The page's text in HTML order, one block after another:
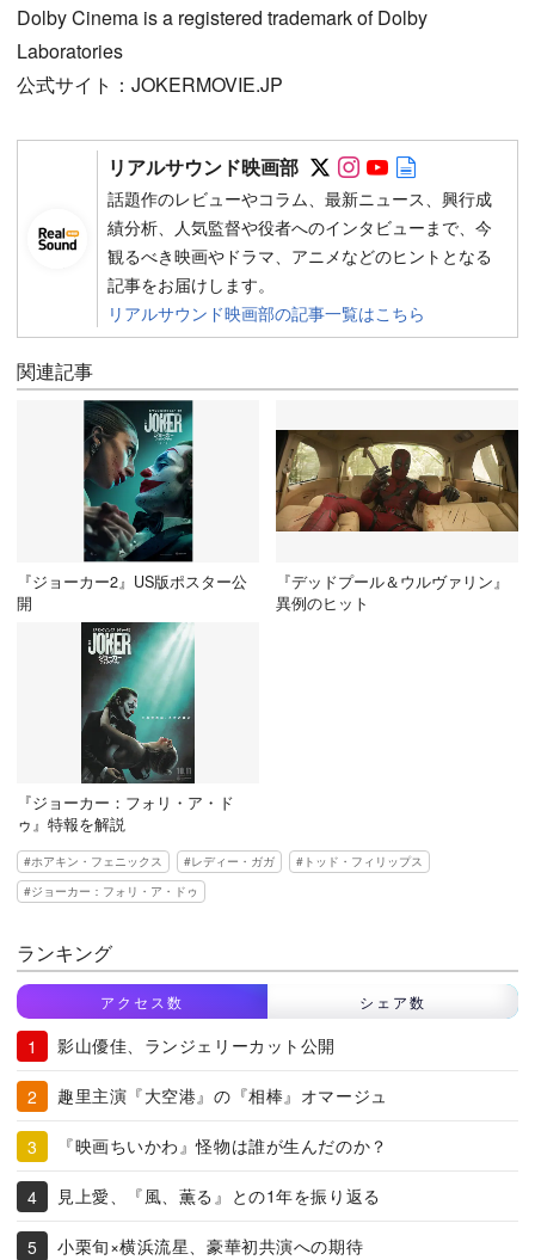
Dolby Cinema is a registered trademark of Dolby
Laboratories
公式サイト：JOKERMOVIE.JP
リアルサウンド映画部 Follow on SNS
Follow on SNS
Follow on
話題作のレビューやコラム、最新ニュース、興行成
績分析、人気監督や役者へのインタビューまで、今
観るべき映画やドラマ、アニメなどのヒントとなる
記事をお届けします。
リアルサウンド映画部の記事一覧はこちら
関連記事
『ジョーカー2』US版ポスター公
開
『デッドプール＆ウルヴァリン』
異例のヒット
『ジョーカー：フォリ・ア・ド
ゥ』特報を解説
ホアキン・フェニックス レディー・ガガ
トッド・フィリップス
ジョーカー：フォリ・ア・ドゥ
ランキング
アクセス数 シェア数
影山優佳、ランジェリーカット公開
趣里主演『大空港』の『相棒』オマージュ
『映画ちいかわ』怪物は誰が生んだのか？
見上愛、『風、薫る』との1年を振り返る
小栗旬×横浜流星、豪華初共演への期待